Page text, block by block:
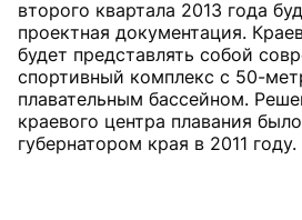
второго квартала 2013 года
проектная документация.
будет представлять собой
спортивный комплекс с 50-
плавательным бассейном.
краевого центра плавания
губернатором края в 2011 году.